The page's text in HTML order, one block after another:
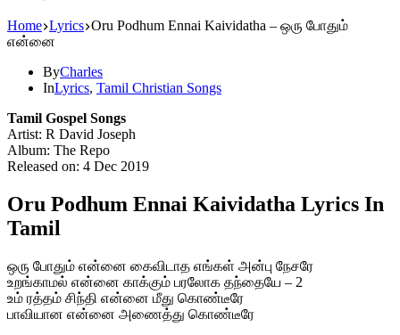
Home Lyrics Oru Podhum Ennai Kaividatha – ஒரு போதும்
என்னை
ByCharles
InLyrics, Tamil Christian Songs
Tamil Gospel Songs
Artist: R David Joseph
Album: The Repo
Released on: 4 Dec 2019
Oru Podhum Ennai Kaividatha Lyrics In
Tamil
ஒரு போதும் என்னை கைவிடாத எங்கள் அன்பு நேசரே
உறங்காமல் என்னை காக்கும் பரலோக தந்தையே – 2
உம் ரத்தம் சிந்தி என்னை மீது கொண்டீரே
பாவியான என்னை அணைத்து கொண்டீரே